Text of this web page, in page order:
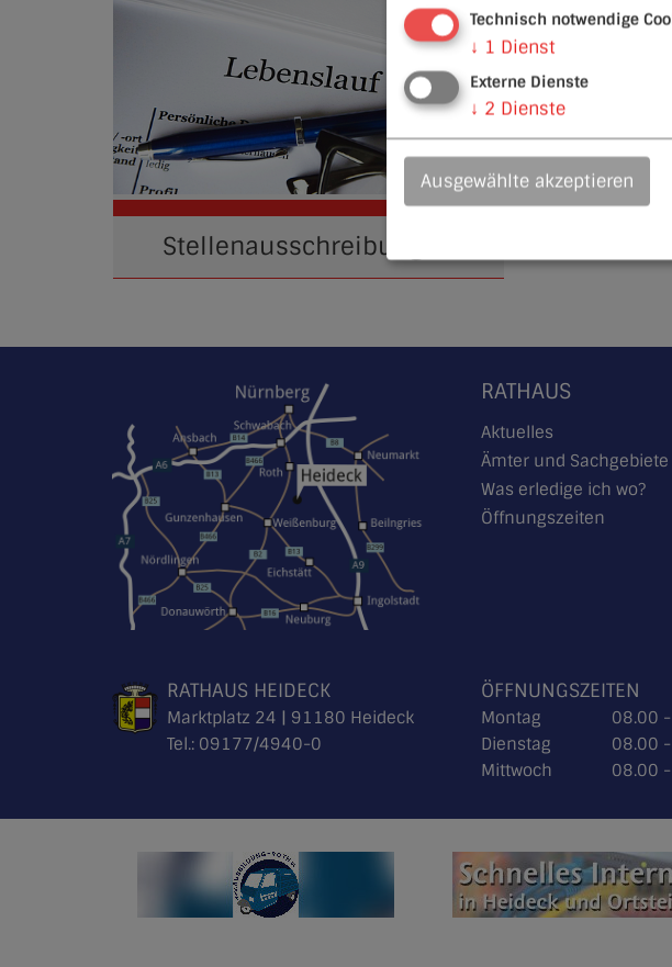
Stellenausschreibungen
RATHAUS
Aktuelles
Ämter und Sachgebiete
Was erledige ich wo?
Öffnungszeiten
RATHAUS HEIDECK
Marktplatz 24 | 91180 Heideck
Tel.: 09177/4940-0
ÖFFNUNGSZEITEN
Montag
08.00
Dienstag
08.00
Mittwoch
08.00
Technisch notwendige
↓ 1 Dienst
Externe Dienste
↓ 2 Dienste
Ausgewählte akzeptieren